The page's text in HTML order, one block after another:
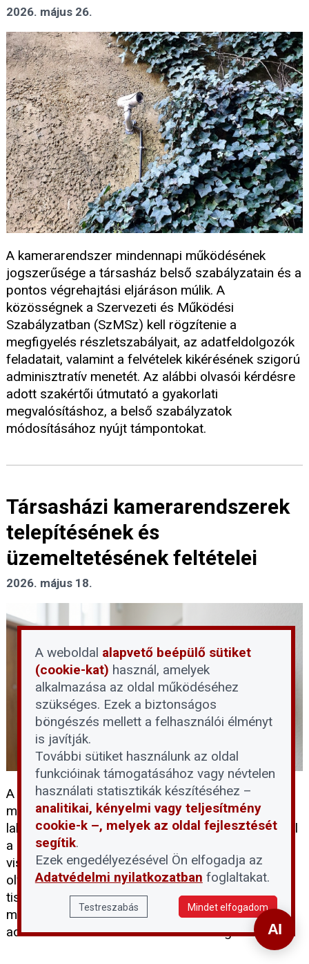
2026. május 26.
A kamerarendszer mindennapi működésének
jogszerűsége a társasház belső szabályzatain és a
pontos végrehajtási eljáráson múlik. A
közösségnek a Szervezeti és Működési
Szabályzatban (SzMSz) kell rögzítenie a
megfigyelés részletszabályait, az adatfeldolgozók
feladatait, valamint a felvételek kikérésének szigorú
adminisztratív menetét. Az alábbi olvasói kérdésre
adott szakértői útmutató a gyakorlati
megvalósításhoz, a belső szabályzatok
módosításához nyújt támpontokat.
Társasházi kamerarendszerek
telepítésének és
üzemeltetésének feltételei
2026. május 18.
A társasházi kamerarendszerek kiépítése és
működtetése szigorú szabályozáshoz kötött. A
lakóközösségek gyakran szembesülnek tévhitekkel
a kamerák elhelyezhetőségét, illetve a felvételek
visszanézésének jogosultságát illetően. Az alábbi
olvasói kérdésre adott szakmai állásfoglalás
tisztázza a jogszerű telepítés feltételeit, a
megfigyelhető területek határait, valamint az
adatkezelésre vonatkozó kötelezettségeket.
A weboldal alapvető beépülő sütiket
(cookie-kat) használ, amelyek
alkalmazása az oldal működéséhez
szükséges. Ezek a biztonságos
böngészés mellett a felhasználói élményt
is javítják.
További sütiket használunk az oldal
funkcióinak támogatásához vagy névtelen
használati statisztikák készítéséhez –
analitikai, kényelmi vagy teljesítmény
cookie-k –, melyek az oldal fejlesztését
segítik.
Ezek engedélyezésével Ön elfogadja az
Adatvédelmi nyilatkozatban foglaltakat.
Testreszabás Mindet elfogadom